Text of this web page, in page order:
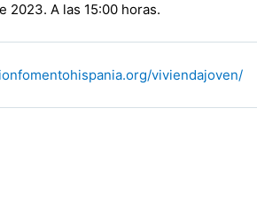
2023. A las 15:00 horas.
viviendajoven/